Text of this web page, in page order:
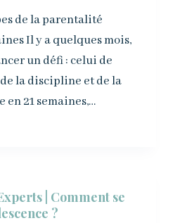
de la parentalité
Il y a quelques mois,
un défi : celui de
la discipline et de la
21 semaines,…
| Comment se
?